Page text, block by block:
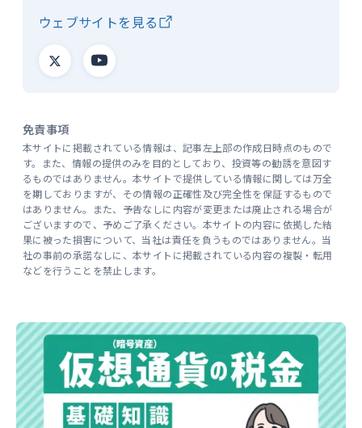
ウェブサイトを見る
免責事項
本サイトに掲載されている情報は、記事左上部の作成日時点のもので
す。また、情報の提供のみを目的としており、投資等の勧誘を意図す
るものではありません。本サイトで提供している情報に関しては万全
を期しておりますが、その情報の正確性及び完全性を保証するもので
はありません。また、予告なしに内容が変更または廃止される場合が
ございますので、予めご了承ください。本サイトの内容に依拠した結
果に被った損害について、当社は責任を負うものではありません。当
社の事前の承諾なしに、本サイトに掲載されている内容の複製・転用
などを行うことを禁止します。